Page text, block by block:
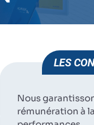
LES
Nous
rémunération à